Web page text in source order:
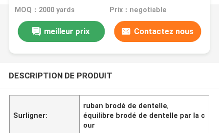
bord cranté
MOQ：2000 yards Prix：negotiable
meilleur prix Contactez nous
DESCRIPTION DE PRODUIT
Surligner:
ruban brodé de dentelle,
équilibre brodé de dentelle par la c
our